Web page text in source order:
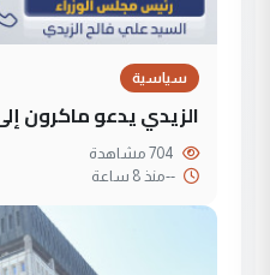
سياسية
الزيدي يدعو ماكرون
--منذ 8 ساعة